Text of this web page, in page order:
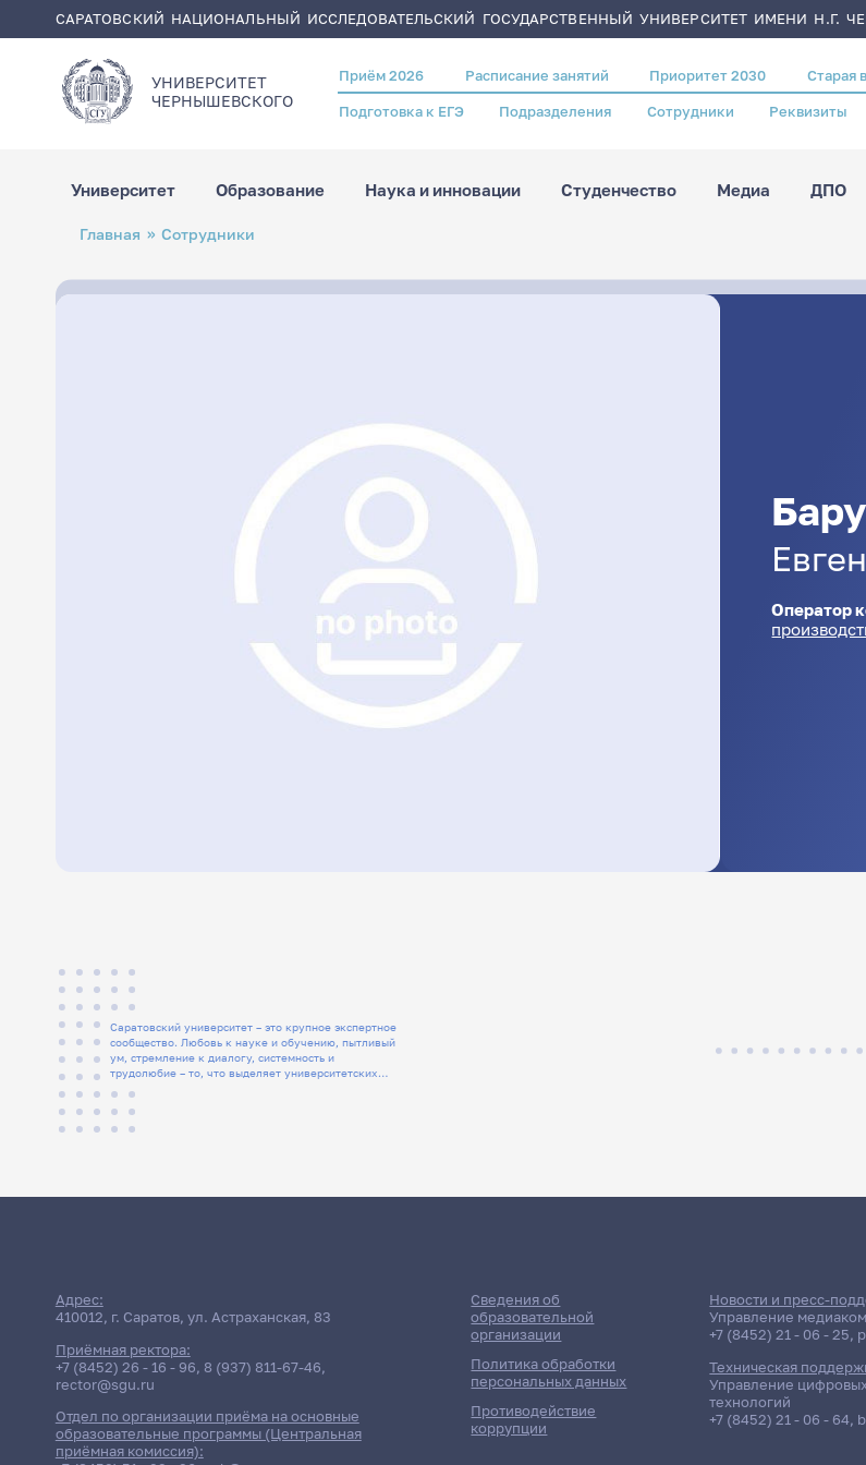
САРАТОВСКИЙ НАЦИОНАЛЬНЫЙ ИССЛЕДОВАТЕЛЬСКИЙ ГОСУДАРСТВЕННЫЙ УНИВЕРСИТЕТ ИМЕНИ Н.Г.
УНИВЕРСИТЕТ
ЧЕРНЫШЕВСКОГO
Header
menu
Приём 2026 Расписание занятий Приоритет 2030 Старая
Подготовка к ЕГЭ Подразделения Сотрудники Реквизиты
Университет Образование Наука и инновации Студенчество Медиа ДПО
Строка
навигации
Главная Сотрудники
Оператор
Саратовский университет – это крупное экспертное
сообщество. Любовь к науке и обучению, пытливый
ум, стремление к диалогу, системность и
трудолюбие – то, что выделяет университетских
Адрес:
410012, г. Саратов, ул. Астраханская, 83
Приёмная ректора:
+7 (8452) 26 - 16 - 96, 8 (937) 811-67-46,
rector@sgu.ru
Отдел по организации приёма на основные
образовательные программы (Центральная
приёмная комиссия):
Сведения об
образовательной
организации
Политика обработки
персональных данных
Противодействие
коррупции
Новости и пресс-
Управление
+7 (8452) 21 - 06 - 25,
Техническая
Управление
технологий
+7 (8452) 21 - 06 - 64,